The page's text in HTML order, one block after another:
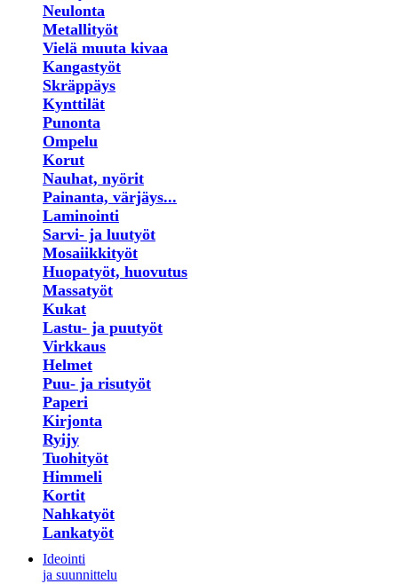
Neulonta
Metallityöt
Vielä muuta kivaa
Kangastyöt
Skräppäys
Kynttilät
Punonta
Ompelu
Korut
Nauhat, nyörit
Painanta, värjäys...
Laminointi
Sarvi- ja luutyöt
Mosaiikkityöt
Huopatyöt, huovutus
Massatyöt
Kukat
Lastu- ja puutyöt
Virkkaus
Helmet
Puu- ja risutyöt
Paperi
Kirjonta
Ryijy
Tuohityöt
Himmeli
Kortit
Nahkatyöt
Lankatyöt
Ideointi
ja suunnittelu